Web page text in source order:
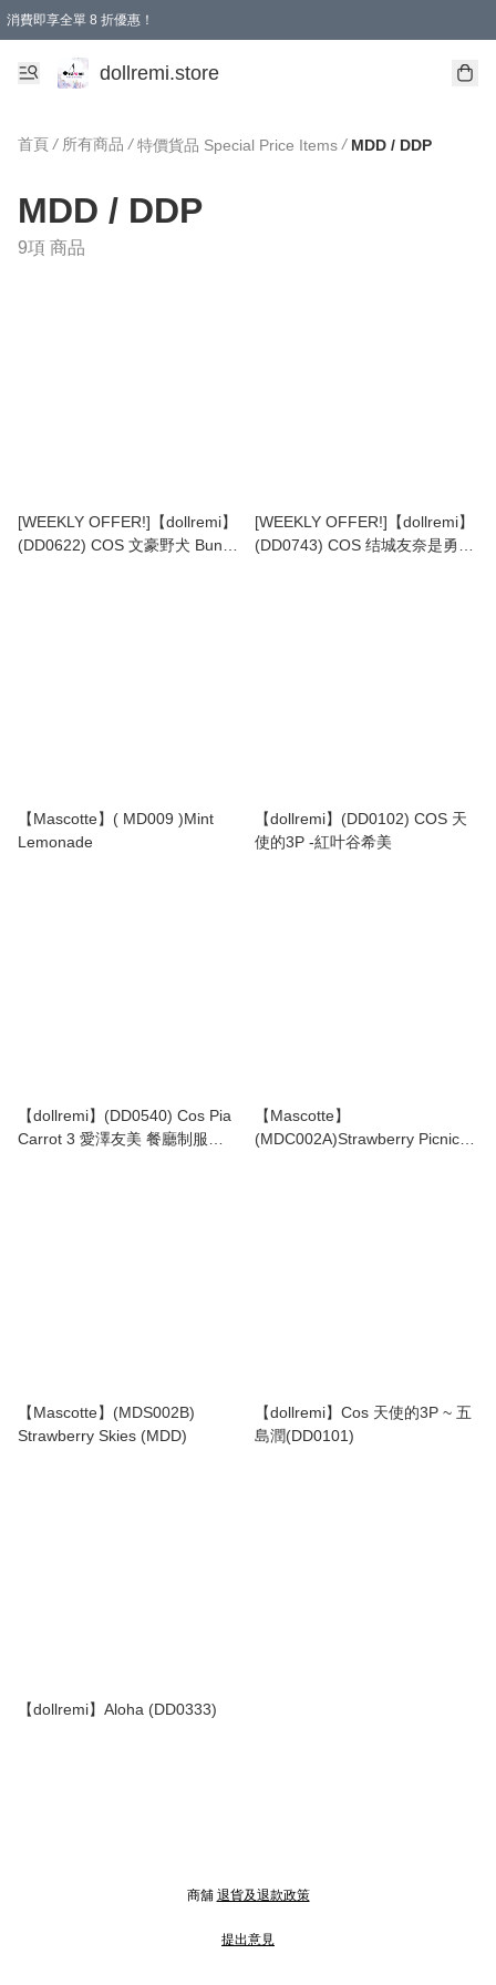
消費即享全單 8 折優惠！
購物滿 HKD 1500.00即享免運費優惠！（適用於 本地送貨、本地取貨、國際送貨 )
dollremi.store
首頁 / 所有商品 / 特價貨品 Special Price Items / MDD / DDP
MDD / DDP
9項 商品
[WEEKLY OFFER!]【dollremi】
(DD0622) COS 文豪野犬 Bungo
[WEEKLY OFFER!]【dollremi】
(DD0743) COS 结城友奈是勇者
【Mascotte】( MD009 )Mint
Lemonade
【dollremi】(DD0102) COS 天
使的3P -紅叶谷希美
【dollremi】(DD0540) Cos Pia
Carrot 3 愛澤友美 餐廳制服
【Mascotte】
(MDC002A)Strawberry Picnic
【Mascotte】(MDS002B)
Strawberry Skies (MDD)
【dollremi】Cos 天使的3P ~ 五
島潤(DD0101)
【dollremi】Aloha (DD0333)
商舖 退貨及退款政策
提出意見